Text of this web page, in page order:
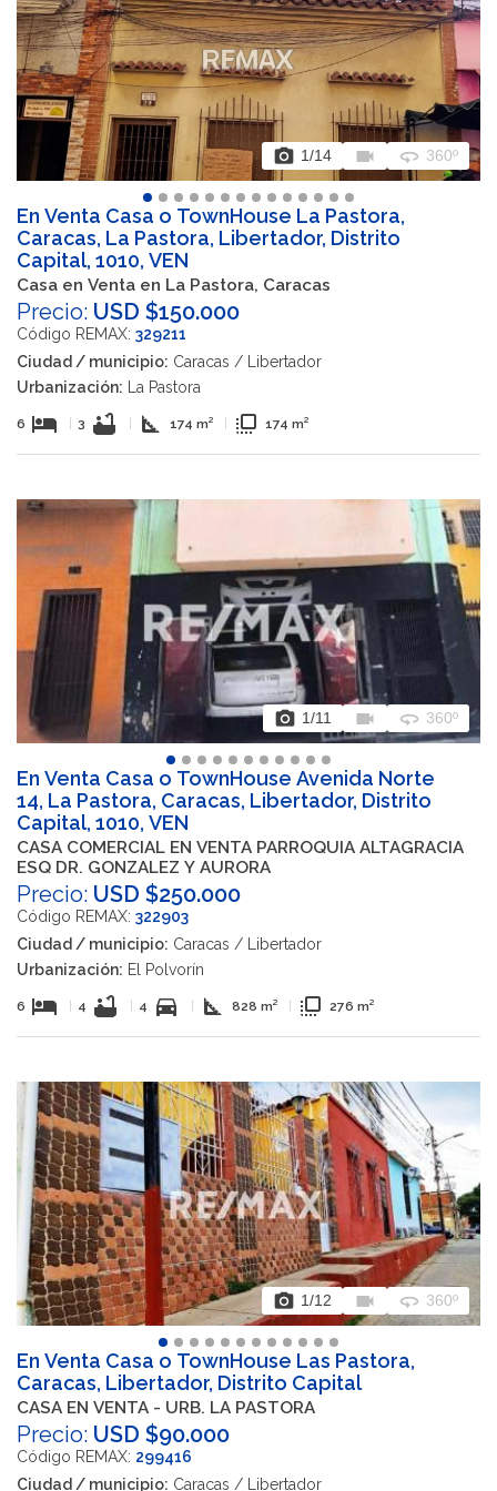
photo_camera 1/14 videocam 360 360º
En Venta Casa o TownHouse La Pastora,
Caracas, La Pastora, Libertador, Distrito
Capital, 1010, VEN
Casa en Venta en La Pastora, Caracas
Precio: USD $150.000
Código REMAX: 329211
Ciudad / municipio: Caracas / Libertador
Urbanización: La Pastora
6 hotel 3 bathtub square_foot 174 m² flip_to_front 174 m²
photo_camera 1/11 videocam 360 360º
En Venta Casa o TownHouse Avenida Norte
14, La Pastora, Caracas, Libertador, Distrito
Capital, 1010, VEN
CASA COMERCIAL EN VENTA PARROQUIA ALTAGRACIA
ESQ DR. GONZALEZ Y AURORA
Precio: USD $250.000
Código REMAX: 322903
Ciudad / municipio: Caracas / Libertador
Urbanización: El Polvorín
6 hotel 4 bathtub 4 directions_car square_foot 828 m² flip_to_front 276 m²
photo_camera 1/12 videocam 360 360º
En Venta Casa o TownHouse Las Pastora,
Caracas, Libertador, Distrito Capital
CASA EN VENTA - URB. LA PASTORA
Precio: USD $90.000
Código REMAX: 299416
Ciudad / municipio: Caracas / Libertador